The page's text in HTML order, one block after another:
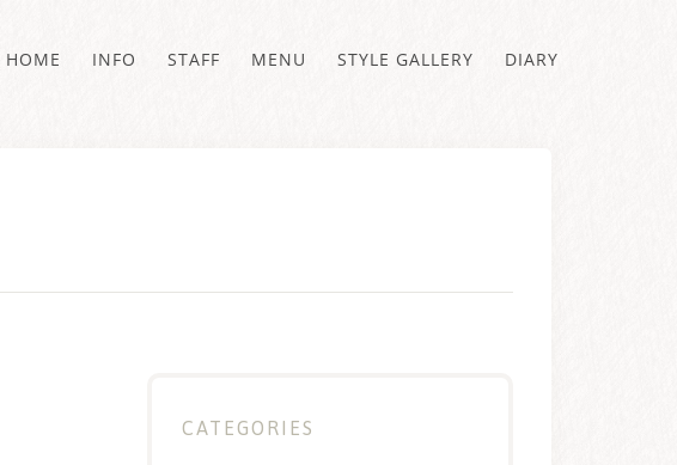
HOME INFO STAFF MENU STYLE GALLERY DIARY
CATEGORIES